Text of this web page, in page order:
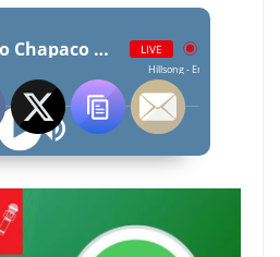
Radio Chapaco Noticias Las 24 horas en vivo LIVE
Hillsong - En La Cruz